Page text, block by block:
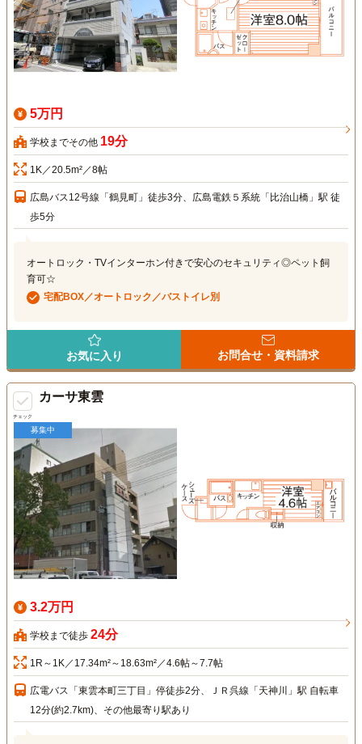
5万円
学校までその他 19分
1K／20.5m²／8帖
広島バス12号線「鶴見町」徒歩3分、広島電鉄５系統「比治山橋」駅 徒
歩5分
オートロック・TVインターホン付きで安心のセキュリティ◎ペット飼
育可☆
宅配BOX／オートロック／バストイレ別
お気に入り お問合せ・資料請求
チェック
カーサ東雲
募集中
3.2万円
学校まで徒歩 24分
1R～1K／17.34m²～18.63m²／4.6帖～7.7帖
広電バス「東雲本町三丁目」停徒歩2分、ＪＲ呉線「天神川」駅 自転車
12分(約2.7km)、その他最寄り駅あり